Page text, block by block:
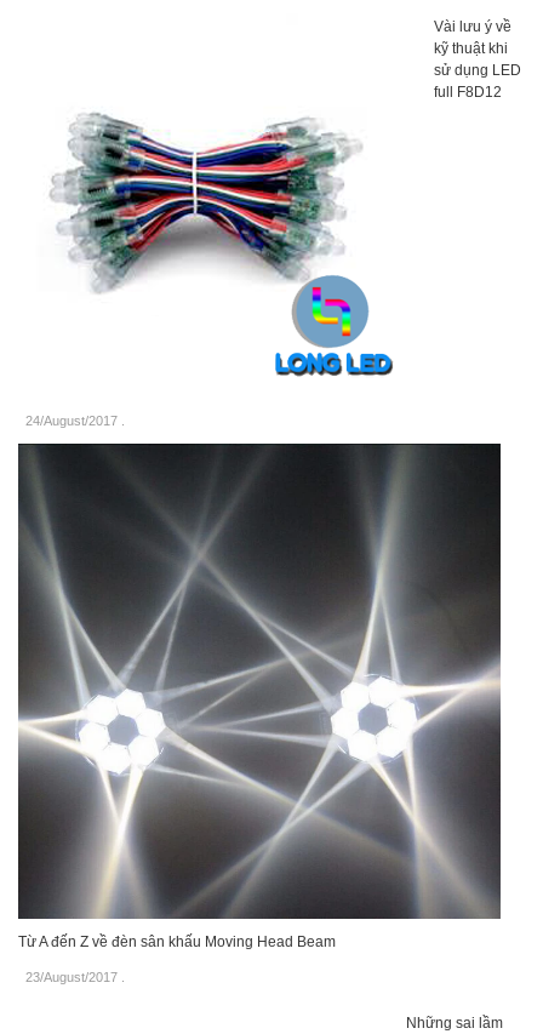
Vài lưu ý về
kỹ thuật khi
sử dụng LED
full F8D12
24/August/2017
Từ A đến Z về đèn sân khấu Moving Head Beam
23/August/2017
Những sai lầm